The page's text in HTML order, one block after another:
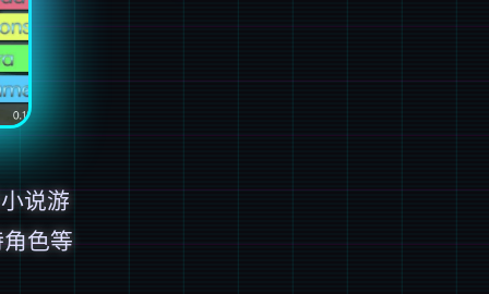
说游
色等